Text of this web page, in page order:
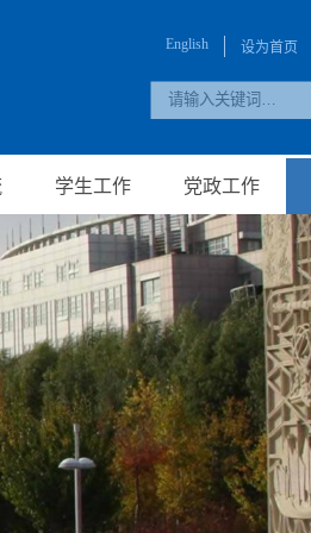
English 设为首页
学生工作 党政工作